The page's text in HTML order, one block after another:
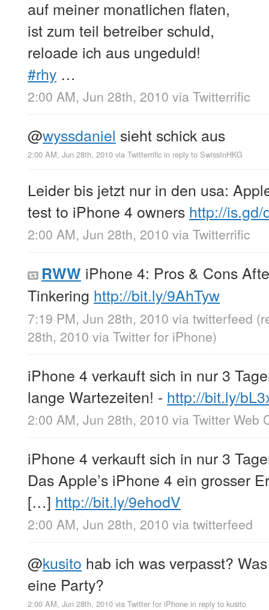
auf meiner monatlichen flaten,
ist zum teil betreiber schuld,
reloade ich aus ungeduld!
#rhy …
2:00 AM, Jun 28th, 2010 via Twitterrific
@wyssdaniel sieht schick aus
2:00 AM, Jun 28th, 2010 via Twitterrific in reply to SwissInHKG
Leider bis jetzt nur in den usa:
test to iPhone 4 owners http://is.gd/
2:00 AM, Jun 28th, 2010 via Twitterrific
RWW iPhone 4: Pros & Cons
Tinkering http://bit.ly/9AhTyw
7:19 PM, Jun 28th, 2010 via twitterfeed
28th, 2010 via Twitter for iPhone)
iPhone 4 verkauft sich in nur 3
lange Wartezeiten! - http://bit.ly/
2:00 AM, Jun 28th, 2010 via Twitter Web
iPhone 4 verkauft sich in nur 3
Das Apple’s iPhone 4 ein grosser
[…] http://bit.ly/9ehodV
2:00 AM, Jun 28th, 2010 via twitterfeed
@kusito hab ich was verpasst?
eine Party?
2:00 AM, Jun 28th, 2010 via Twitter for iPhone in reply to kusito